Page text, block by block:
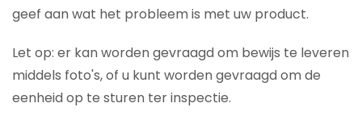
geef aan wat het probleem is met uw product.
Let op: er kan worden gevraagd om bewijs te leveren
middels foto's, of u kunt worden gevraagd om de
eenheid op te sturen ter inspectie.